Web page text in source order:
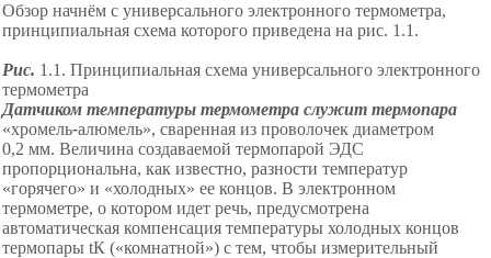
Обзор начнём с универсального электронного термометра,
принципиальная схема которого приведена на рис. 1 .1.
Рис. 1 .1. Принципиальная схема универсального электронного
термометра
Датчиком температуры термометра служит термопара
«хромель-алюмель», сваренная из проволочек диаметром
0,2 мм. Величина создаваемой термопарой ЭДС
пропорциональна, как известно, разности температур
«горячего» и «холодных» ее концов. В электронном
термометре, о котором идет речь, предусмотрена
автоматическая компенсация температуры холодных концов
термопары tК («комнатной») с тем, чтобы измерительный